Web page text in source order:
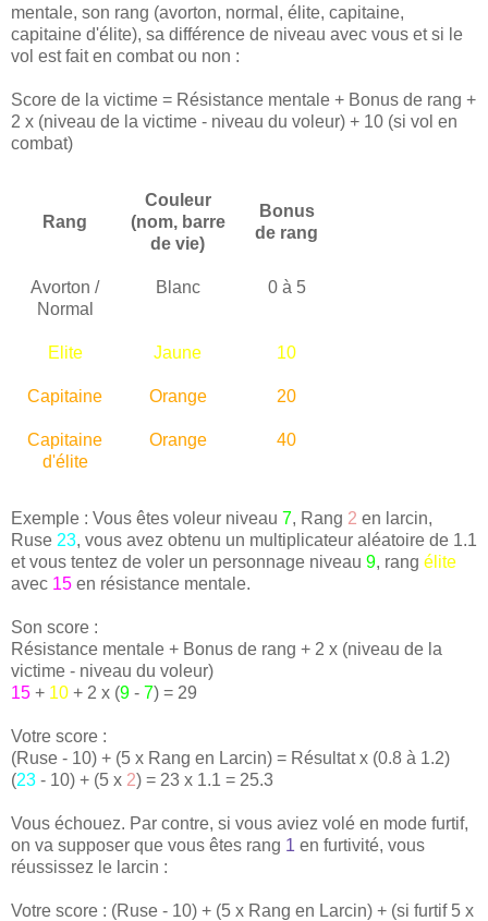
mentale, son rang (avorton, normal, élite, capitaine,
capitaine d'élite), sa différence de niveau avec vous et si le
vol est fait en combat ou non :
Score de la victime = Résistance mentale + Bonus de rang +
2 x (niveau de la victime - niveau du voleur) + 10 (si vol en
combat)
Rang
Couleur
(nom, barre
de vie)
Bonus
de rang
Avorton /
Normal
Blanc 0 à 5
Elite Jaune 10
Capitaine Orange 20
Capitaine
d'élite
Orange 40
Exemple : Vous êtes voleur niveau 7, Rang 2 en larcin,
Ruse 23, vous avez obtenu un multiplicateur aléatoire de 1.1
et vous tentez de voler un personnage niveau 9, rang élite
avec 15 en résistance mentale.
Son score :
Résistance mentale + Bonus de rang + 2 x (niveau de la
victime - niveau du voleur)
15 + 10 + 2 x (9 - 7) = 29
Votre score :
(Ruse - 10) + (5 x Rang en Larcin) = Résultat x (0.8 à 1.2)
(23 - 10) + (5 x 2) = 23 x 1.1 = 25.3
Vous échouez. Par contre, si vous aviez volé en mode furtif,
on va supposer que vous êtes rang 1 en furtivité, vous
réussissez le larcin :
Votre score : (Ruse - 10) + (5 x Rang en Larcin) + (si furtif 5 x